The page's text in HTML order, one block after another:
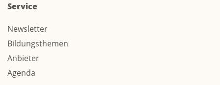
Service
Newsletter
Bildungsthemen
Anbieter
Agenda